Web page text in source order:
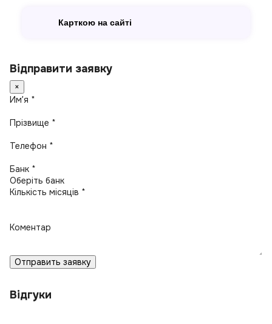
Карткою на сайті
Відправити заявку
×
Имʼя *
Прізвище *
Телефон *
Банк *
Кількість місяців *
Коментар
Отправить заявку
Відгуки